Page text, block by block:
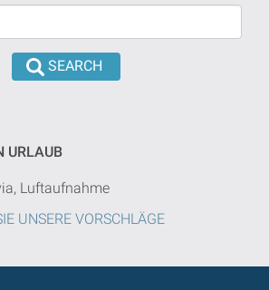
URLAUB
UNSERE VORSCHLÄGE